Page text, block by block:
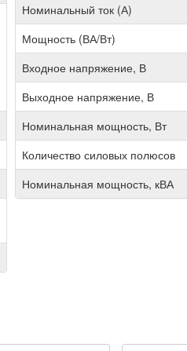
Номинальный ток (А)
Мощность (ВА/Вт)
Входное напряжение, В
Выходное напряжение, В
Номинальная мощность, Вт
Количество силовых полюсов
Номинальная мощность, кВА